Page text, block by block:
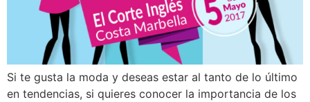
Si te gusta la moda y deseas estar al tanto de lo último
en tendencias, si quieres conocer la importancia de los